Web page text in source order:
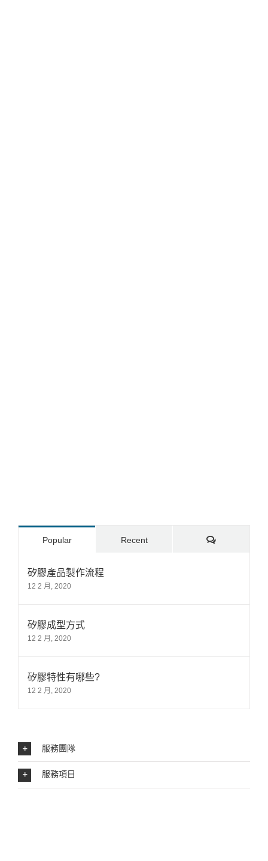
Popular Recent Comments
矽膠產品製作流程
12 2 月, 2020
矽膠成型方式
12 2 月, 2020
矽膠特性有哪些?
12 2 月, 2020
服務團隊
服務項目